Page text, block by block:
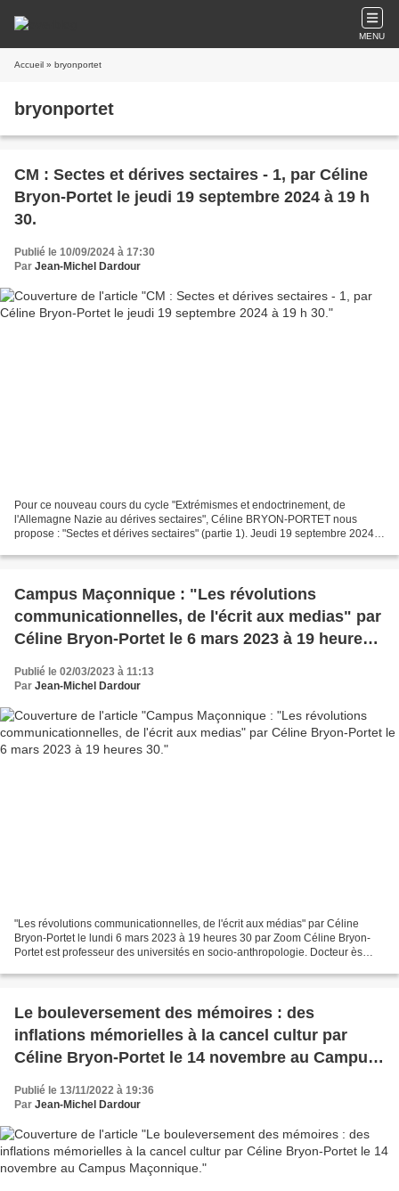
MENU
Accueil » bryonportet
bryonportet
CM : Sectes et dérives sectaires - 1, par Céline
Bryon-Portet le jeudi 19 septembre 2024 à 19 h
30.
Publié le 10/09/2024 à 17:30
Par Jean-Michel Dardour
Pour ce nouveau cours du cycle "Extrémismes et endoctrinement, de
l'Allemagne Nazie au dérives sectaires", Céline BRYON-PORTET nous
propose : "Sectes et dérives sectaires" (partie 1). Jeudi 19 septembre 2024 à
Campus Maçonnique : "Les révolutions
communicationnelles, de l'écrit aux medias" par
Céline Bryon-Portet le 6 mars 2023 à 19 heures
Publié le 02/03/2023 à 11:13
Par Jean-Michel Dardour
"Les révolutions communicationnelles, de l'écrit aux médias" par Céline
Bryon-Portet le lundi 6 mars 2023 à 19 heures 30 par Zoom Céline Bryon-
Portet est professeur des universités en socio-anthropologie. Docteur ès
Le bouleversement des mémoires : des
inflations mémorielles à la cancel cultur par
Céline Bryon-Portet le 14 novembre au Campus
Maçonnique.
Publié le 13/11/2022 à 19:36
Par Jean-Michel Dardour